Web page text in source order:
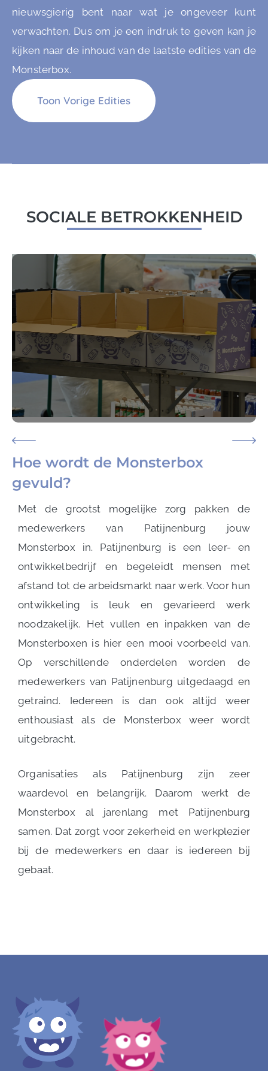
nieuwsgierig bent naar wat je ongeveer kunt
verwachten. Dus om je een indruk te geven kan je
kijken naar de inhoud van de laatste edities van de
Monsterbox.
Toon Vorige Edities
SOCIALE BETROKKENHEID
Hoe wordt de Monsterbox
gevuld?
Met de grootst mogelijke zorg pakken de
medewerkers van Patijnenburg jouw
Monsterbox in. Patijnenburg is een leer- en
ontwikkelbedrijf en begeleidt mensen met
afstand tot de arbeidsmarkt naar werk. Voor hun
ontwikkeling is leuk en gevarieerd werk
noodzakelijk. Het vullen en inpakken van de
Monsterboxen is hier een mooi voorbeeld van.
Op verschillende onderdelen worden de
medewerkers van Patijnenburg uitgedaagd en
getraind. Iedereen is dan ook altijd weer
enthousiast als de Monsterbox weer wordt
uitgebracht.
Organisaties als Patijnenburg zijn zeer
waardevol en belangrijk. Daarom werkt de
Monsterbox al jarenlang met Patijnenburg
samen. Dat zorgt voor zekerheid en werkplezier
bij de medewerkers en daar is iedereen bij
gebaat.